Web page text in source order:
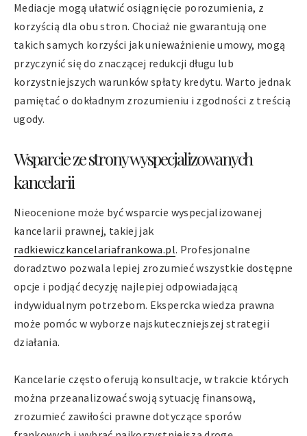
Mediacje mogą ułatwić osiągnięcie porozumienia, z
korzyścią dla obu stron. Chociaż nie gwarantują one
takich samych korzyści jak unieważnienie umowy, mogą
przyczynić się do znaczącej redukcji długu lub
korzystniejszych warunków spłaty kredytu. Warto jednak
pamiętać o dokładnym zrozumieniu i zgodności z treścią
ugody.
Wsparcie ze strony wyspecjalizowanych
kancelarii
Nieocenione może być wsparcie wyspecjalizowanej
kancelarii prawnej, takiej jak
radkiewiczkancelariafrankowa.pl. Profesjonalne
doradztwo pozwala lepiej zrozumieć wszystkie dostępne
opcje i podjąć decyzję najlepiej odpowiadającą
indywidualnym potrzebom. Ekspercka wiedza prawna
może pomóc w wyborze najskuteczniejszej strategii
działania.
Kancelarie często oferują konsultacje, w trakcie których
można przeanalizować swoją sytuację finansową,
zrozumieć zawiłości prawne dotyczące sporów